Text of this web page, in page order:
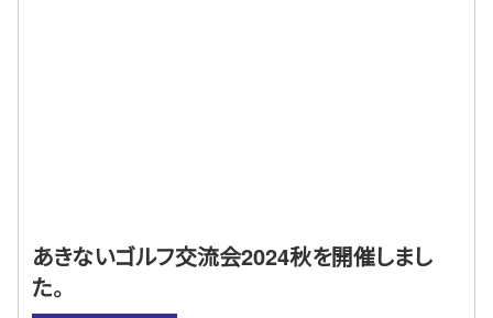
あきないゴルフ交流会2024秋を開催しまし
た。